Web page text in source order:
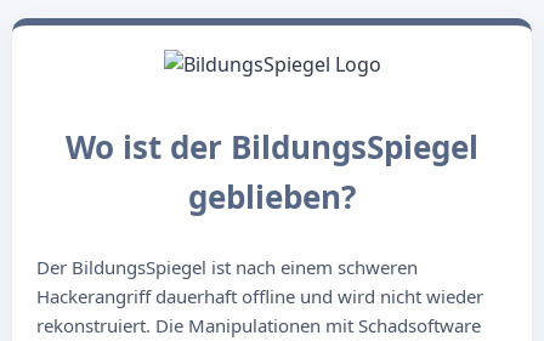
Wo ist der BildungsSpiegel
geblieben?
Der BildungsSpiegel ist nach einem schweren
Hackerangriff dauerhaft offline und wird nicht wieder
rekonstruiert. Die Manipulationen mit Schadsoftware